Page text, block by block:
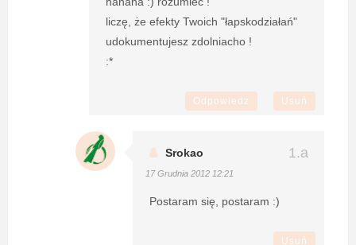
liczę, że efekty Twoich "łapskodziałań"
udokumentujesz zdolniacho !
:*
Odpowiedz Usuń
Srokao
17 Grudnia 2012 12:21
Postaram się, postaram :)
Usuń